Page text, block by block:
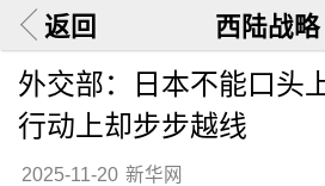
返回 西陆战略
外交部：日本不能口头
行动上却步步越线
2025-11-20 新华网